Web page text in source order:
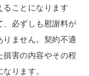
ることになります
、必ずしも慰謝料が
ません。契約不適
害の内容やその程
ります。